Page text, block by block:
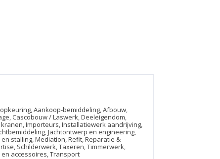
Aankoop-bemiddeling, Afbouw,
Cascobouw / Laswerk, Deeleigendom,
Importeurs, Installatiewerk aandrijving,
Jachtontwerp en engineering,
stalling, Mediation, Refit, Reparatie &
Schilderwerk, Taxeren, Timmerwerk,
accessoires, Transport